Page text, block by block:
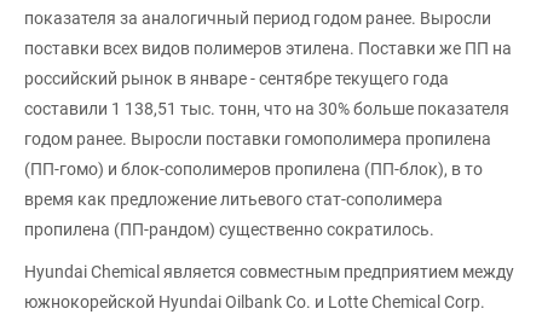
показателя за аналогичный период годом ранее. Выросли
поставки всех видов полимеров этилена. Поставки же ПП на
российский рынок в январе - сентябре текущего года
составили 1 138,51 тыс. тонн, что на 30% больше показателя
годом ранее. Выросли поставки гомополимера пропилена
(ПП-гомо) и блок-сополимеров пропилена (ПП-блок), в то
время как предложение литьевого стат-сополимера
пропилена (ПП-рандом) существенно сократилось.
Hyundai Chemical является совместным предприятием между
южнокорейской Hyundai Oilbank Co. и Lotte Chemical Corp.